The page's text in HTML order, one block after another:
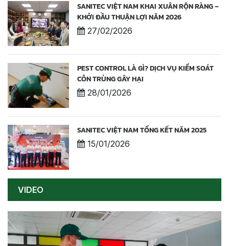
SANITEC VIỆT NAM KHAI XUÂN RỘN RÀNG –
KHỞI ĐẦU THUẬN LỢI NĂM 2026
27/02/2026
PEST CONTROL LÀ GÌ? DỊCH VỤ KIỂM SOÁT
CÔN TRÙNG GÂY HẠI
28/01/2026
SANITEC VIỆT NAM TỔNG KẾT NĂM 2025
15/01/2026
VIDEO